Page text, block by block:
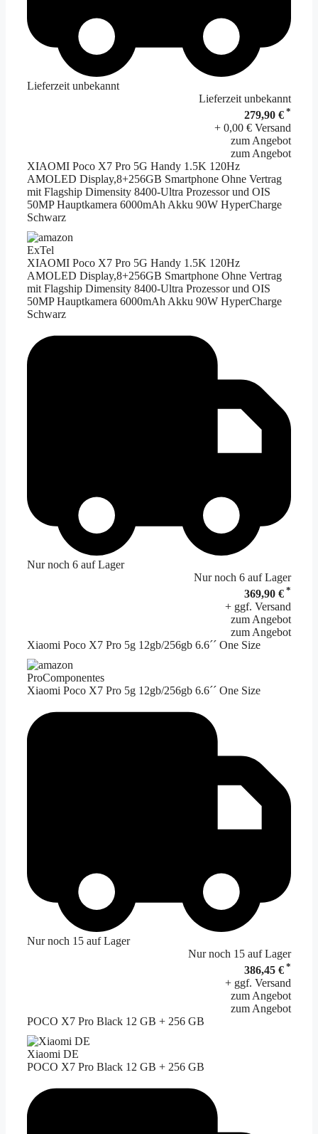
Lieferzeit unbekannt
Lieferzeit unbekannt
279,90 € *
+ 0,00 € Versand
zum Angebot
zum Angebot
XIAOMI Poco X7 Pro 5G Handy 1.5K 120Hz
AMOLED Display,8+256GB Smartphone Ohne Vertrag
mit Flagship Dimensity 8400-Ultra Prozessor und OIS​
50MP Hauptkamera 6000mAh Akku 90W HyperCharge
Schwarz
ExTel
XIAOMI Poco X7 Pro 5G Handy 1.5K 120Hz
AMOLED Display,8+256GB Smartphone Ohne Vertrag
mit Flagship Dimensity 8400-Ultra Prozessor und OIS​
50MP Hauptkamera 6000mAh Akku 90W HyperCharge
Schwarz
Nur noch 6 auf Lager
Nur noch 6 auf Lager
369,90 € *
+ ggf. Versand
zum Angebot
zum Angebot
Xiaomi Poco X7 Pro 5g 12gb/256gb 6.6´´ One Size
ProComponentes
Xiaomi Poco X7 Pro 5g 12gb/256gb 6.6´´ One Size
Nur noch 15 auf Lager
Nur noch 15 auf Lager
386,45 € *
+ ggf. Versand
zum Angebot
zum Angebot
POCO X7 Pro Black 12 GB + 256 GB
Xiaomi DE
POCO X7 Pro Black 12 GB + 256 GB